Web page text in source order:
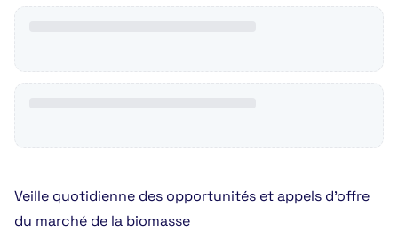
Veille quotidienne des opportunités et appels d’offre
du marché de la biomasse